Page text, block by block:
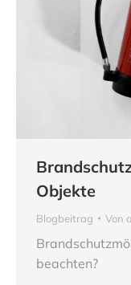
Objekte
Blogbeitrag Von
beachten?